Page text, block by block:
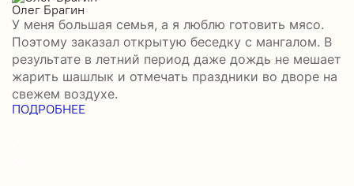
Олег Брагин
У меня большая семья, а я люблю готовить мясо.
Поэтому заказал открытую беседку с мангалом. В
результате в летний период даже дождь не мешает
жарить шашлык и отмечать праздники во дворе на
свежем воздухе.
ПОДРОБНЕЕ